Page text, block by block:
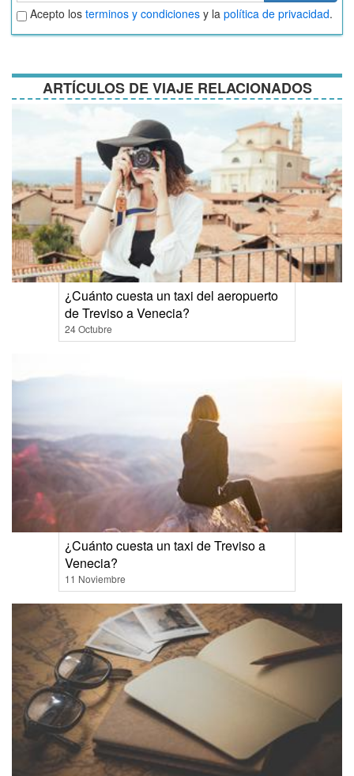
Aceptar
términos
y
Acepto los terminos y condiciones y la política de privacidad.
ARTÍCULOS DE VIAJE RELACIONADOS
¿Cuánto cuesta un taxi del aeropuerto
de Treviso a Venecia?
24 Octubre
¿Cuánto cuesta un taxi de Treviso a
Venecia?
11 Noviembre